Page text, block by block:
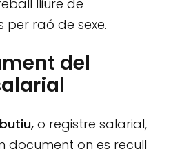
lliure de
per raó de sexe.
del
o registre salarial,
document on es recull